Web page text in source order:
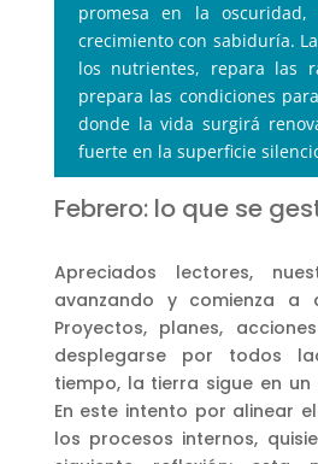
promesa en la oscuridad,
crecimiento con sabiduría.
los nutrientes, repara las
prepara las condiciones
donde la vida surgirá
fuerte en la superficie
Febrero: lo que se
Apreciados lectores,
avanzando y comienza a
Proyectos, planes,
desplegarse por todos
tiempo, la tierra sigue en
En este intento por alinear
los procesos internos,